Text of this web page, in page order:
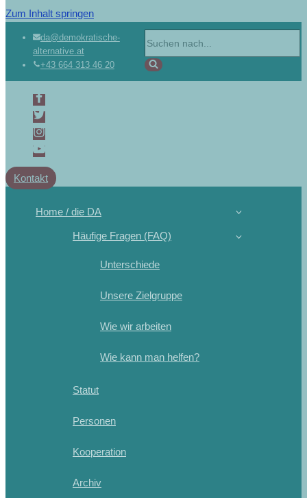
Zum Inhalt springen
da@demokratische-
alternative.at
+43 664 313 46 20
Kontakt
Home / die DA
Häufige Fragen (FAQ)
Unterschiede
Unsere Zielgruppe
Wie wir arbeiten
Wie kann man helfen?
Statut
Personen
Kooperation
Archiv